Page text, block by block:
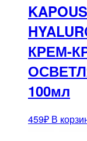
КРЕМ-
100мл
459₽ В